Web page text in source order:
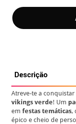
Descrição
Atreve-te a
vikings verde! Um
emfestas temáticas,
épico e cheio de